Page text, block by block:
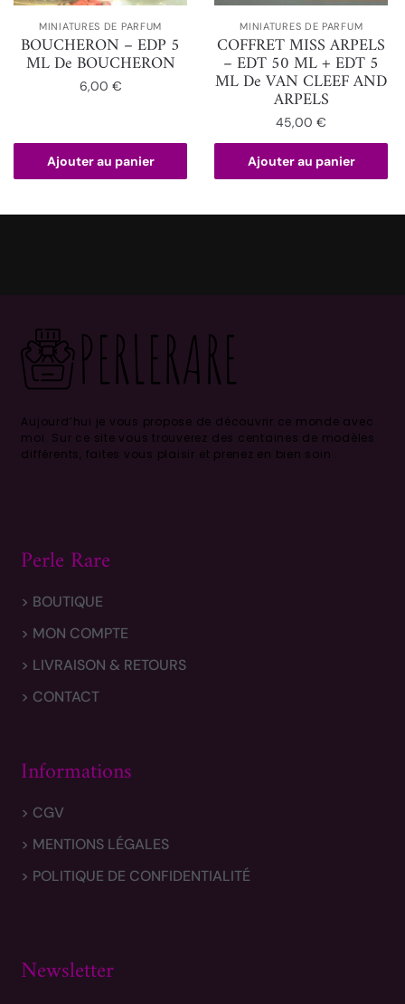
MINIATURES DE PARFUM
BOUCHERON – EDP 5
ML De BOUCHERON
6,00 €
Ajouter au panier
MINIATURES DE PARFUM
COFFRET MISS ARPELS
– EDT 50 ML + EDT 5
ML De VAN CLEEF AND
ARPELS
45,00€
Ajouter au panier
Aujourd’hui je vous propose de découvrir ce monde avec
moi. Sur ce site vous trouverez des centaines de modèles
différents, faites vous plaisir et prenez en bien soin .
Perle Rare
> BOUTIQUE
> MON COMPTE
> LIVRAISON & RETOURS
> CONTACT
Informations
> CGV
> MENTIONS LÉGALES
> POLITIQUE DE CONFIDENTIALITÉ
Newsletter